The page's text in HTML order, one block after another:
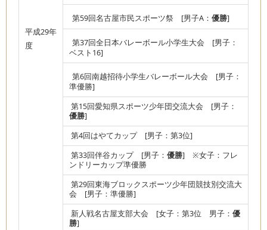
平成29年
度
第59回名古屋市民スポーツ祭 [男子A： 優勝]
第37回全日本バレーボール小学生大会 [男子：
ベスト16]
第6回南越招待小学生バレーボール大会 [男子：
準優勝]
第15回愛知県スポーツ少年団交流大会 [男子：
優勝]
第4回はやてカップ [男子：第3位]
第33回伴谷カップ [男子： 優勝] ※女子：フレ
ンドリーカップ準優勝
第29回東海ブロックスポーツ少年団競技別交流大
会 [男子：準優勝]
新人戦名古屋支部大会 [女子：第3位 男子： 優
勝]